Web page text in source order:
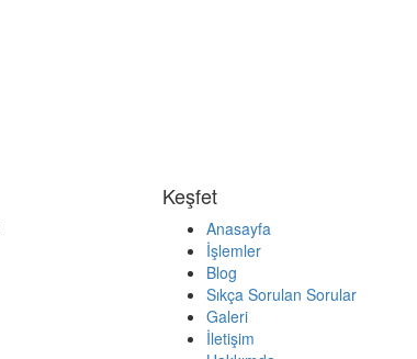
Keşfet
Anasayfa
İşlemler
Blog
Sıkça Sorulan Sorular
Galeri
İletişim